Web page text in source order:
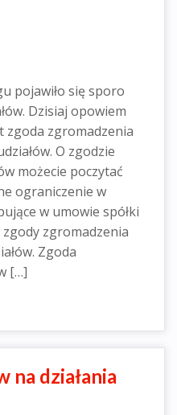
pojawiło się sporo
Dzisiaj opowiem
zgoda zgromadzenia
O zgodzie
możecie poczytać
ograniczenie w
w umowie spółki
zgromadzenia
Zgoda
[…]
na działania